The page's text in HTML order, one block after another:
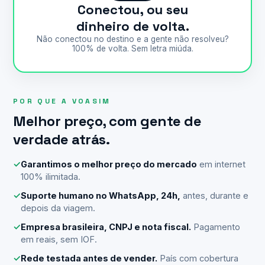
Conectou, ou seu
dinheiro de volta.
Não conectou no destino e a gente não resolveu?
100% de volta. Sem letra miúda.
POR QUE A VOASIM
Melhor preço, com gente de
verdade atrás.
✓Garantimos o melhor preço do mercado em internet
100% ilimitada.
✓Suporte humano no WhatsApp, 24h, antes, durante e
depois da viagem.
✓Empresa brasileira, CNPJ e nota fiscal. Pagamento
em reais, sem IOF.
✓Rede testada antes de vender. País com cobertura